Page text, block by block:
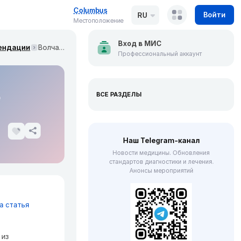
Columbus
Местоположение
RU Войти
Волчаночный нефрит (Nature Reviews Disease Primers, сентябрь 2025)
статья
Вход в МИС
Профессиональный аккаунт
ВСЕ РАЗДЕЛЫ
Наш Telegram-канал
Новости медицины. Обновления
стандартов диагностики и лечения.
Анонсы мероприятий